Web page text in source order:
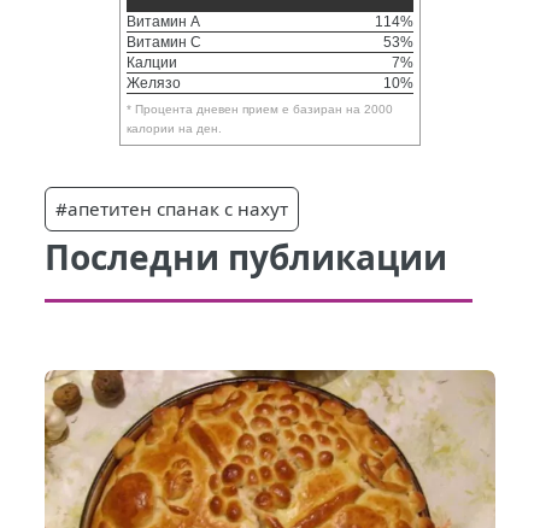
Витамин A
114%
Витамин C
53%
Калции
7%
Желязо
10%
* Процента дневен прием е базиран на 2000
калории на ден.
#апетитен спанак с нахут
Последни публикации